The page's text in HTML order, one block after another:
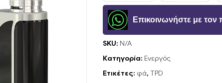
Επικοινωνήστε με
SKU:N/A
Κατηγορία:Ενεργός
Ετικέτες: φά, TPD